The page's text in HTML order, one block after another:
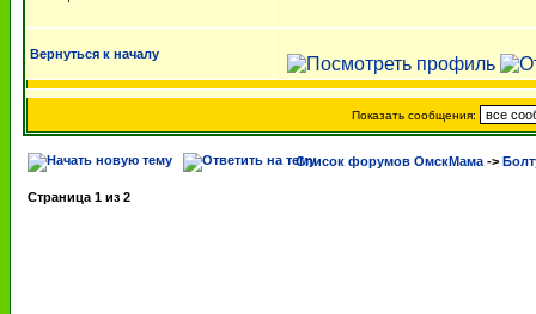
Вернуться к началу
Показать сообщения:
Список форумов ОмскМама ->
Страница 1 из 2